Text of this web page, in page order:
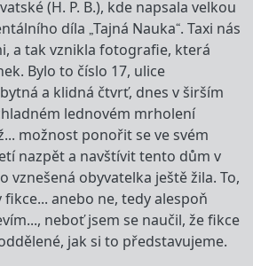
(H. P. B.), kde napsala velkou
díla „Tajná Nauka“. Taxi nás
a tak vznikla fotografie, která
Bylo to číslo 17, ulice
a klidná čtvrť, dnes v širším
lednovém mrholení
možnost ponořit se ve svém
nazpět a navštívit tento dům v
vznešená obyvatelka ještě žila. To,
anebo ne, tedy alespoň
neboť jsem se naučil, že fikce
jak si to představujeme.